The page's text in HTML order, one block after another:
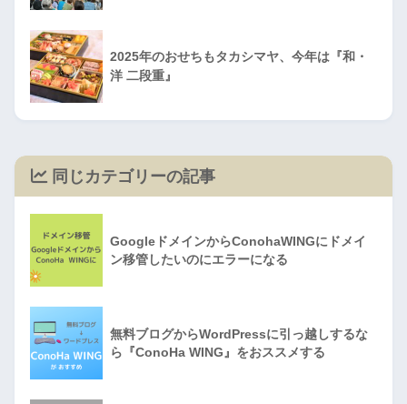
2025年のおせちもタカシマヤ、今年は『和・
洋 二段重』
同じカテゴリーの記事
GoogleドメインからConohaWINGにドメイ
ン移管したいのにエラーになる
無料ブログからWordPressに引っ越しするな
ら『ConoHa WING』をおススメする